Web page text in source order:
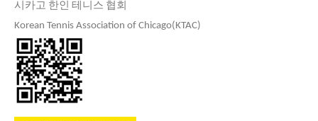
시카고 한인 테니스 협회
Korean Tennis Association of Chicago(KTAC)